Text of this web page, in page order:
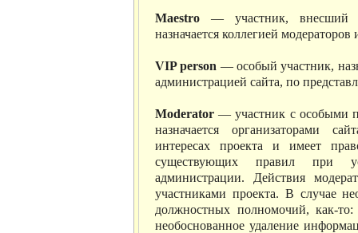
Maestro — участник, внесший
назначается коллегией
VIP person — особый участник,
администрацией сайта, по
Moderator — участник с особыми
назначается организаторами
интересах проекта и имеет
существующих правил при
администрации. Действия
участниками проекта. В случае
должностных полномочий, как-то:
необоснованное удаление